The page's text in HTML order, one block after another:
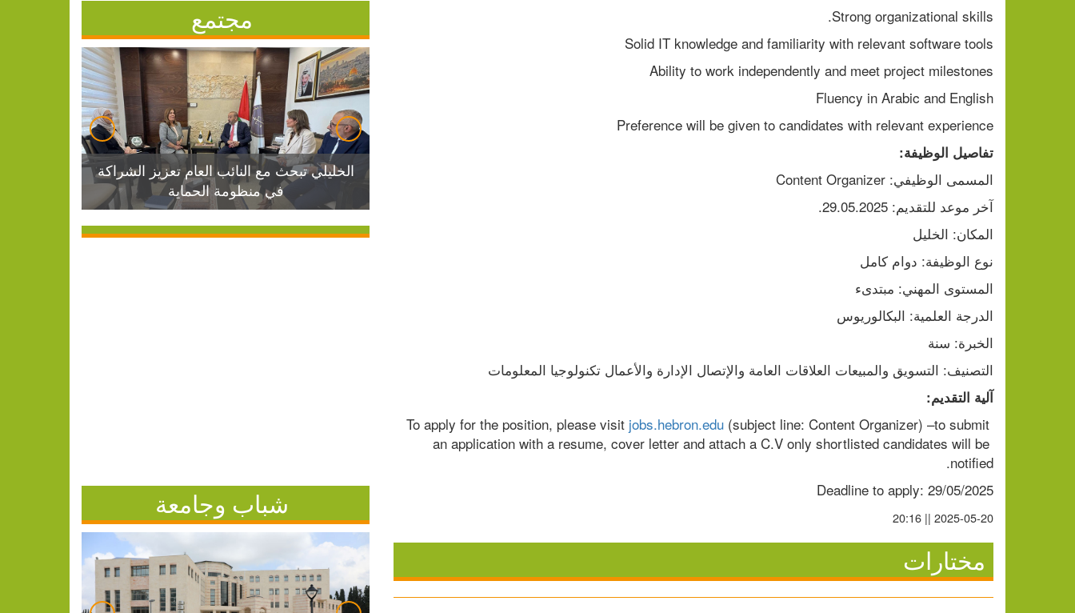
Strong organizational skills.
Solid IT knowledge and familiarity with relevant software tools
Ability to work independently and meet project milestones
Fluency in Arabic and English
Preference will be given to candidates with relevant experience
تفاصيل الوظيفة:
المسمى الوظيفي: Content Organizer
آخر موعد للتقديم: 29.05.2025.
المكان: الخليل
نوع الوظيفة: دوام كامل
المستوى المهني: مبتدىء
الدرجة العلمية: البكالوريوس
الخبرة: سنة
التصنيف: التسويق والمبيعات العلاقات العامة والإتصال الإدارة والأعمال تكنولوجيا المعلومات
آلية التقديم:
To apply for the position, please visit jobs.hebron.edu (subject line: Content Organizer) –to submit
an application with a resume, cover letter and attach a C.V only shortlisted candidates will be
notified.
Deadline to apply: 29/05/2025
2025-05-20 || 20:16
مختارات
مجتمع
الخليلي تبحث مع النائب العام تعزيز الشراكة
في منظومة الحماية
شباب وجامعة